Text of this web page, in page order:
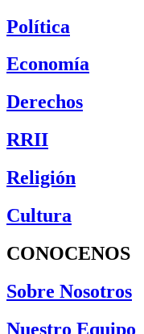
Política
Economía
Derechos
RRII
Religión
Cultura
CONOCENOS
Sobre Nosotros
Nuestro Equipo